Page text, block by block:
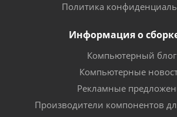
Политика
Информация о
Компьютерный блог
Компьютерные
Рекламные
Производители компонентов